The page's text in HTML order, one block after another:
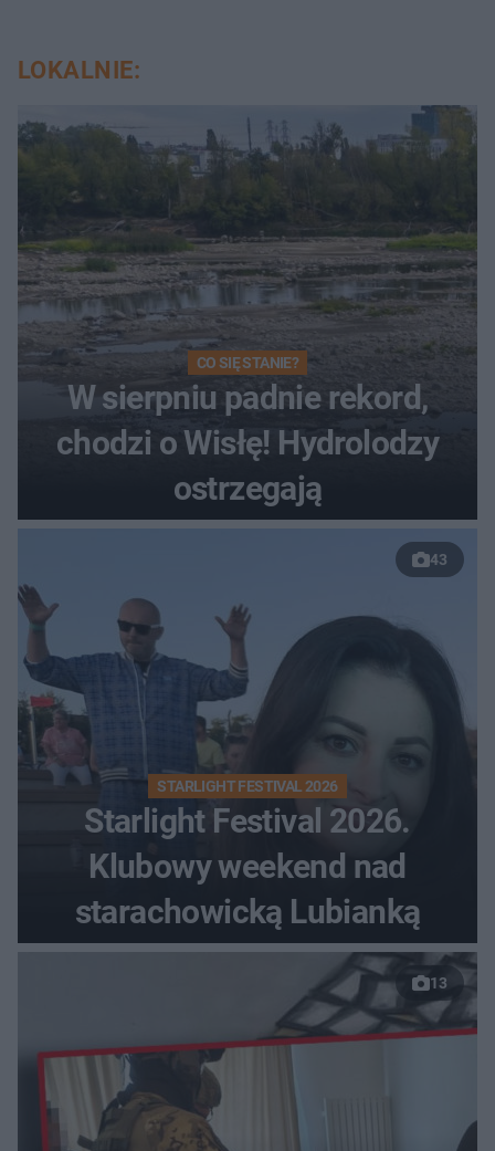
LOKALNIE:
CO SIĘ STANIE?
W sierpniu padnie rekord,
chodzi o Wisłę! Hydrolodzy
ostrzegają
43
STARLIGHT FESTIVAL 2026
Starlight Festival 2026.
Klubowy weekend nad
starachowicką Lubianką
13